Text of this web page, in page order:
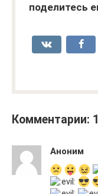
поделитесь
Комментарии: 1
Аноним